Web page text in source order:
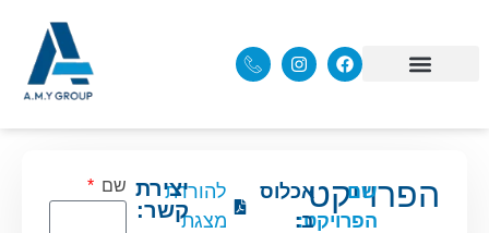
הפרוייקט
שם
הפרויקט:
אכלוס
ב:
להורדת
מצגת
יצירת
קשר:
שם